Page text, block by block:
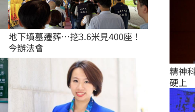
地下墳墓遷葬…挖3.6米見400座！
今辦法會
精神
硬上